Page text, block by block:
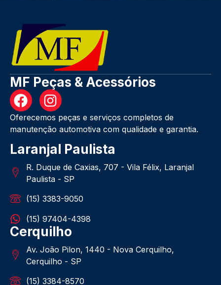
MF Peças & Acessórios
Oferecemos peças e serviços completos de
manutenção automotiva com qualidade e garantia.
Laranjal Paulista
R. Duque de Caxias, 707 - Vila Félix, Laranjal
Paulista - SP
(15) 3383-9050
(15) 97404-4398
Cerquilho
Av. João Pilon, 1440 - Nova Cerquilho,
Cerquilho - SP
(15) 3384-8570